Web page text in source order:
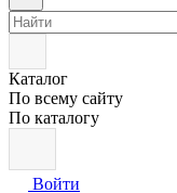
Каталог
По всему сайту
По каталогу
Войти